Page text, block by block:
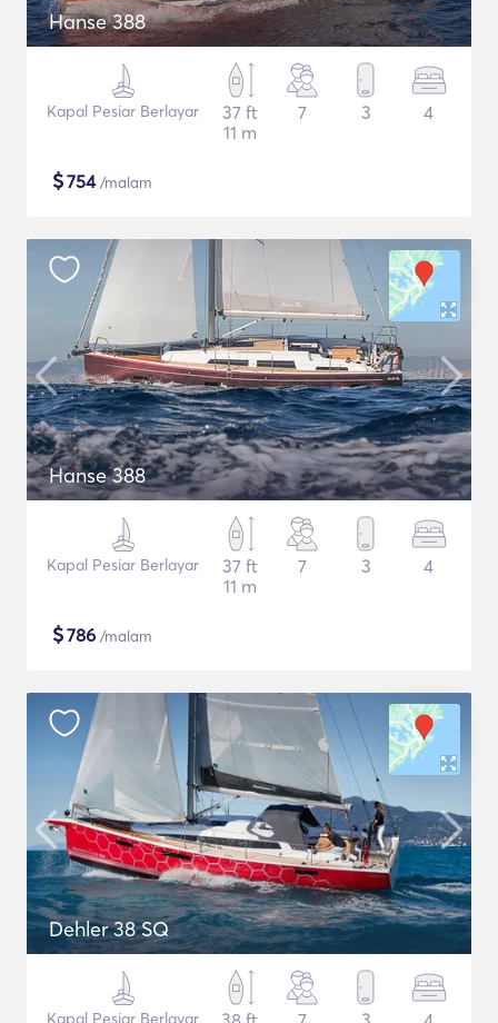
Hanse 388
Kapal Pesiar Berlayar
37 ft
11 m
7 3 4
$754/malam
Hanse 388
Kapal Pesiar Berlayar
37 ft
11 m
7 3 4
$786 /malam
Dehler 38 SQ
Kapal Pesiar Berlayar